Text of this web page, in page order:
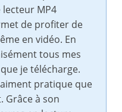
MP4
de profiter de
en vidéo. En
tous mes
je télécharge.
pratique que
Grâce à son